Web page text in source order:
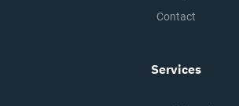
Contact
Services